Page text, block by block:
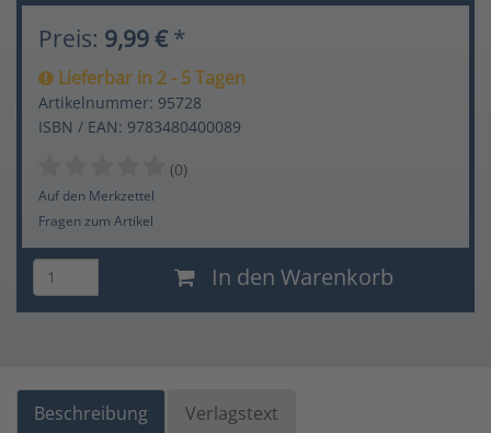
Preis: 9,99 € *
Lieferbar in 2 - 5 Tagen
Artikelnummer: 95728
ISBN / EAN: 9783480400089
(0)
Auf den Merkzettel
Fragen zum Artikel
In den Warenkorb
Beschreibung
Verlagstext